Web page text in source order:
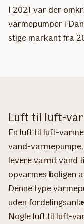
I 2021 var der
varmepumper i
stige markant fra
Luft til luft-
En luft til luft-
vand-
levere varmt vand
opvarmes boligen
Denne type
uden
Nogle luft til luft-